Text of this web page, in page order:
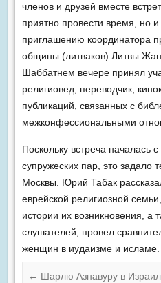
членов и друзей вместе
приятно провести время, но
приглашению координатора
общины (литваков) Литвы
Шаббатнем вечере принял
религиовед, переводчик,
публикаций, связанных с
межконфессиональными
Поскольку встреча началась
супружеских пар, это задало
Москвы. Юрий Табак
еврейской религиозной
истории их возникновения, а
слушателей, провел
женщин в иудаизме и исламе.
← Шарлю Азнавуру в